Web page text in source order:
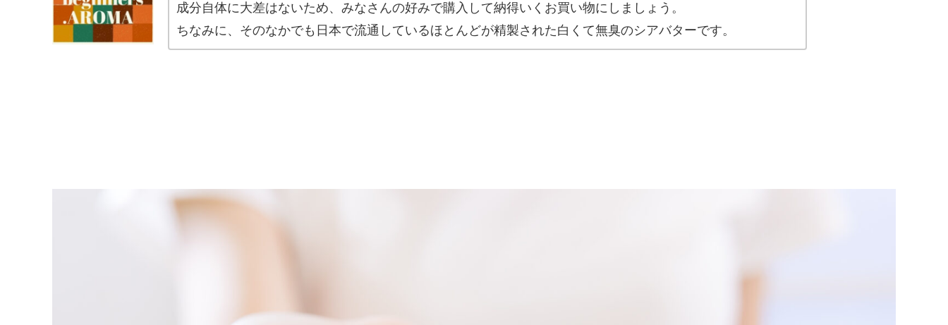
成分自体に大差はないため、みなさんの好みで購入して納得いくお買い物にしましょう。
ちなみに、そのなかでも日本で流通しているほとんどが精製された白くて無臭のシアバターです。